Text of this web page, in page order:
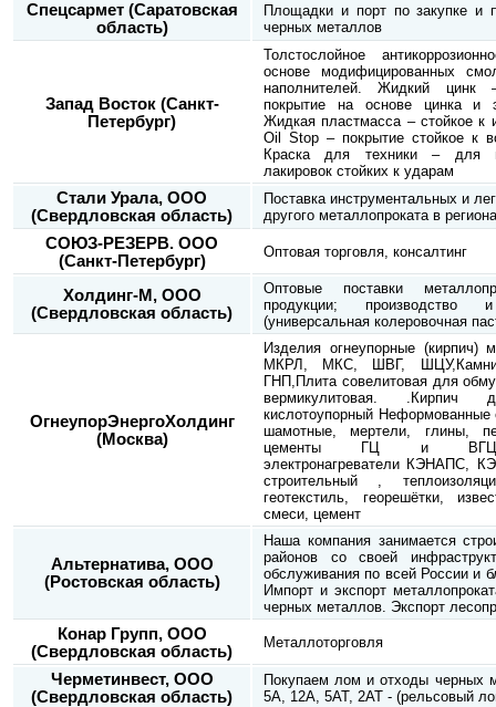
Спецсармет (Саратовская
область)
Площадки и порт по закупке и
черных металлов
Запад Восток (Санкт-
Петербург)
Толстослойное
основе модифицированных
наполнителей. Жидкий цинк –
покрытие на основе цинка и
Жидкая пластмасса – стойкое к
Oil Stop – покрытие стойкое к
Краска для техники – для
лакировок стойких к ударам
Стали Урала, ООО
(Свердловская область)
Поставка инструментальных и
другого металлопроката в
СОЮЗ-РЕЗЕРВ. ООО
(Санкт-Петербург)
Оптовая торговля, консалтинг
Холдинг-М, ООО
(Свердловская область)
Оптовые поставки
продукции;
(универсальная колеровочная
ОгнеупорЭнергоХолдинг
(Москва)
Изделия огнеупорные
МКРЛ, МКС, ШВГ, ШЦУ,Камни
ГНП,Плита совелитовая для
вермикулитовая. .Кирпич
кислотоупорный Неформованные
шамотные, мертели, глины,
цементы ГЦ и
электронагреватели КЭНАПС,
строительный ,
геотекстиль, георешётки,
смеси, цемент
Альтернатива, ООО
(Ростовская область)
Наша компания занимается
районов со своей
обслуживания по всей России и
Импорт и экспорт
черных металлов. Экспорт
Конар Групп, ООО
(Свердловская область)
Металлоторговля
Черметинвест, ООО
(Свердловская область)
Покупаем лом и отходы черных
5А, 12А, 5АТ, 2АТ - (рельсовый